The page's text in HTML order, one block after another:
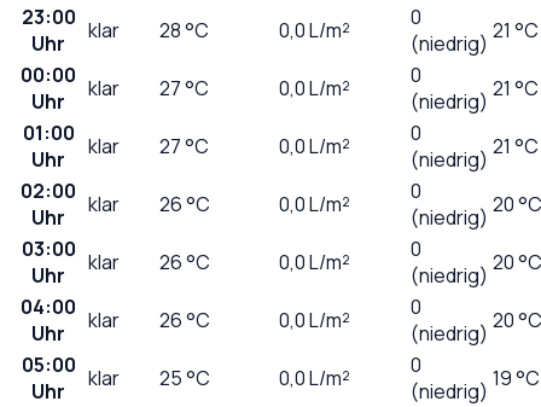
23:00
Uhr
klar 28°C 0,0L/m²
0
(niedrig) 21 °C
00:00
Uhr
klar 27°C 0,0L/m²
0
(niedrig) 21 °C
01:00
Uhr
klar 27°C 0,0L/m²
0
(niedrig) 21 °C
02:00
Uhr
klar 26°C 0,0L/m²
0
(niedrig) 20 °C
03:00
Uhr
klar 26°C 0,0L/m²
0
(niedrig) 20 °C
04:00
Uhr
klar 26°C 0,0L/m²
0
(niedrig) 20 °C
05:00
Uhr
klar 25°C 0,0L/m²
0
(niedrig) 19 °C